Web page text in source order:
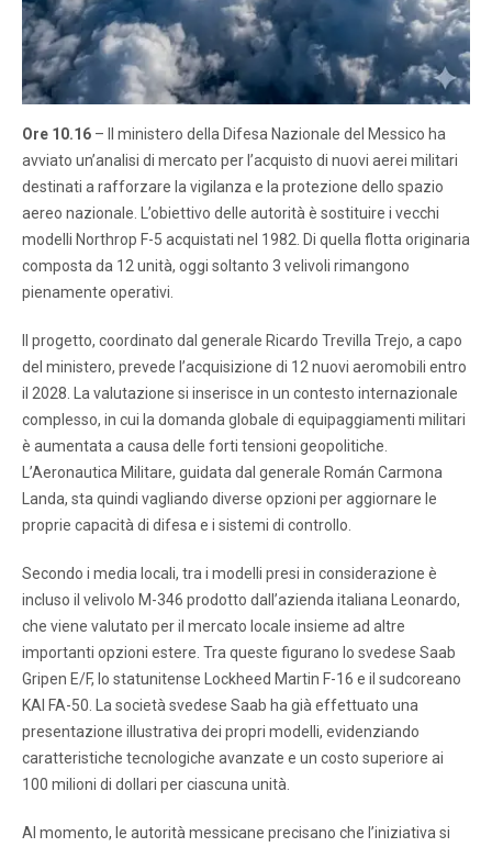
Ore 10.16 – Il ministero della Difesa Nazionale del Messico ha
avviato un’analisi di mercato per l’acquisto di nuovi aerei militari
destinati a rafforzare la vigilanza e la protezione dello spazio
aereo nazionale. L’obiettivo delle autorità è sostituire i vecchi
modelli Northrop F-5 acquistati nel 1982. Di quella flotta originaria
composta da 12 unità, oggi soltanto 3 velivoli rimangono
pienamente operativi.
Il progetto, coordinato dal generale Ricardo Trevilla Trejo, a capo
del ministero, prevede l’acquisizione di 12 nuovi aeromobili entro
il 2028. La valutazione si inserisce in un contesto internazionale
complesso, in cui la domanda globale di equipaggiamenti militari
è aumentata a causa delle forti tensioni geopolitiche.
L’Aeronautica Militare, guidata dal generale Román Carmona
Landa, sta quindi vagliando diverse opzioni per aggiornare le
proprie capacità di difesa e i sistemi di controllo.
Secondo i media locali, tra i modelli presi in considerazione è
incluso il velivolo M-346 prodotto dall’azienda italiana Leonardo,
che viene valutato per il mercato locale insieme ad altre
importanti opzioni estere. Tra queste figurano lo svedese Saab
Gripen E/F, lo statunitense Lockheed Martin F-16 e il sudcoreano
KAI FA-50. La società svedese Saab ha già effettuato una
presentazione illustrativa dei propri modelli, evidenziando
caratteristiche tecnologiche avanzate e un costo superiore ai
100 milioni di dollari per ciascuna unità.
Al momento, le autorità messicane precisano che l’iniziativa si